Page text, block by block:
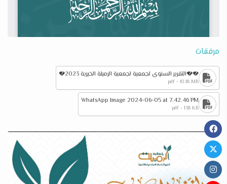
مرفقات
��التقرير السنوي لجمعية لجمعية الرميلة الخيرية 2023�
pdf - 10.18 MB
WhatsApp Image 2024-06-05 at 7.42.46 PM
pdf - 138 KB